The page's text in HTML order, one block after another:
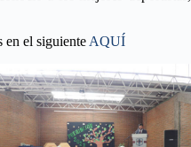
en el siguiente AQUÍ